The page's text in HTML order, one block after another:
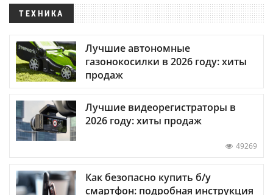
ТЕХНИКА
Лучшие автономные
газонокосилки в 2026 году: хиты
продаж
Лучшие видеорегистраторы в
2026 году: хиты продаж
49269
Как безопасно купить б/у
смартфон: подробная инструкция